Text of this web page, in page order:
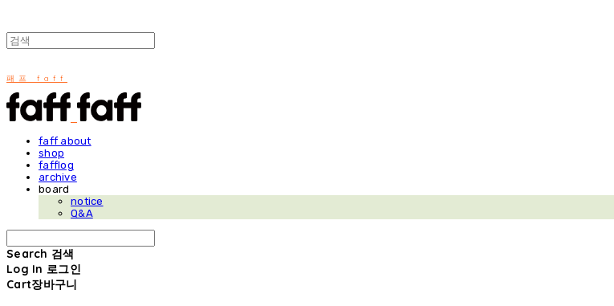
패프 faff
faff about
shop
fafflog
archive
board
notice
Q&A
Search 검색
Log In 로그인
Cart장바구니